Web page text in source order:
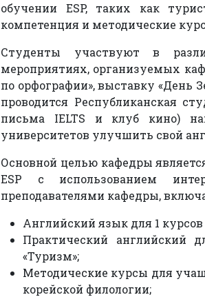
обучении ESP, таких как
компетенция и методические
Студенты участвуют в
мероприятиях, организуемых
по орфографии», выставку «День
проводится Республиканская
письма IELTS и клуб кино)
университетов улучшить свой
Основной целью кафедры
ESP с использованием
преподавателями кафедры,
Английский язык для 1
Практический английский
«Туризм»;
Методические курсы для
корейской филологии;